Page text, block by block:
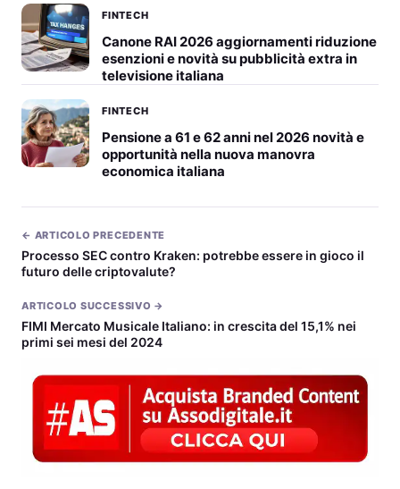
FINTECH
Canone RAI 2026 aggiornamenti riduzione
esenzioni e novità su pubblicità extra in
televisione italiana
FINTECH
Pensione a 61 e 62 anni nel 2026 novità e
opportunità nella nuova manovra
economica italiana
← ARTICOLO PRECEDENTE
Processo SEC contro Kraken: potrebbe essere in gioco il
futuro delle criptovalute?
ARTICOLO SUCCESSIVO →
FIMI Mercato Musicale Italiano: in crescita del 15,1% nei
primi sei mesi del 2024